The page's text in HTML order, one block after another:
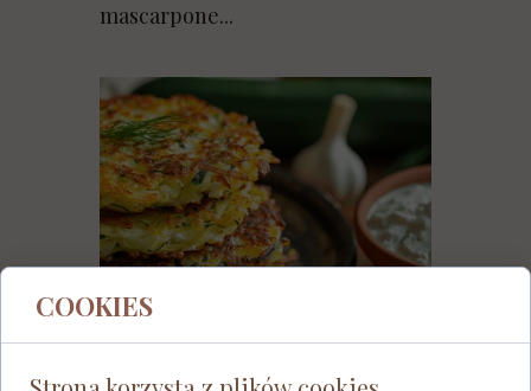
mascarpone...
COOKIES